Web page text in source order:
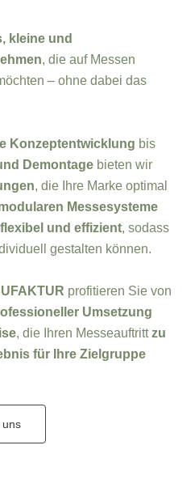
kleine und
, die auf Messen
– ohne dabei das
Konzeptentwicklung bis
Demontage bieten wir
, die Ihre Marke optimal
Messesysteme
und effizient, sodass
gestalten können.
profitieren Sie von
Umsetzung
, die Ihren Messeauftrittzu
für Ihre Zielgruppe
uns